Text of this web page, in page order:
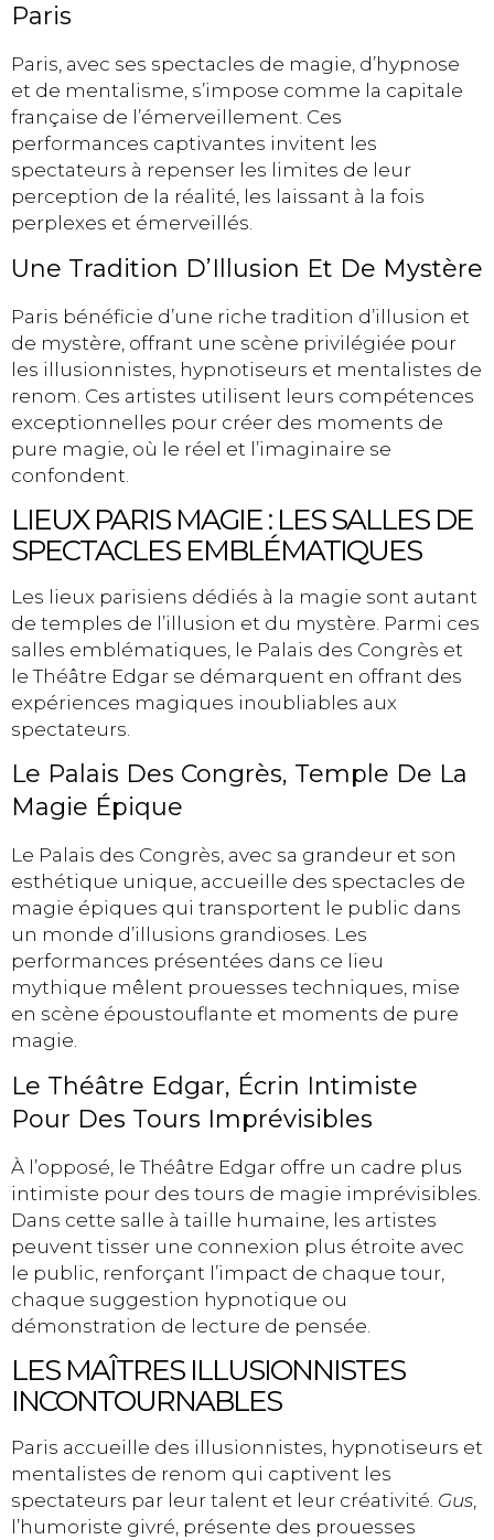
Paris
Paris, avec ses spectacles de magie, d’hypnose
et de mentalisme, s’impose comme la capitale
française de l’émerveillement. Ces
performances captivantes invitent les
spectateurs à repenser les limites de leur
perception de la réalité, les laissant à la fois
perplexes et émerveillés.
Une Tradition D’Illusion Et De Mystère
Paris bénéficie d’une riche tradition d’illusion et
de mystère, offrant une scène privilégiée pour
les illusionnistes, hypnotiseurs et mentalistes de
renom. Ces artistes utilisent leurs compétences
exceptionnelles pour créer des moments de
pure magie, où le réel et l’imaginaire se
confondent.
LIEUX PARIS MAGIE : LES SALLES DE
SPECTACLES EMBLÉMATIQUES
Les lieux parisiens dédiés à la magie sont autant
de temples de l’illusion et du mystère. Parmi ces
salles emblématiques, le Palais des Congrès et
le Théâtre Edgar se démarquent en offrant des
expériences magiques inoubliables aux
spectateurs.
Le Palais Des Congrès, Temple De La
Magie Épique
Le Palais des Congrès, avec sa grandeur et son
esthétique unique, accueille des spectacles de
magie épiques qui transportent le public dans
un monde d’illusions grandioses. Les
performances présentées dans ce lieu
mythique mêlent prouesses techniques, mise
en scène époustouflante et moments de pure
magie.
Le Théâtre Edgar, Écrin Intimiste
Pour Des Tours Imprévisibles
À l’opposé, le Théâtre Edgar offre un cadre plus
intimiste pour des tours de magie imprévisibles.
Dans cette salle à taille humaine, les artistes
peuvent tisser une connexion plus étroite avec
le public, renforçant l’impact de chaque tour,
chaque suggestion hypnotique ou
démonstration de lecture de pensée.
LES MAÎTRES ILLUSIONNISTES
INCONTOURNABLES
Paris accueille des illusionnistes, hypnotiseurs et
mentalistes de renom qui captivent les
spectateurs par leur talent et leur créativité. Gus,
l’humoriste givré, présente des prouesses